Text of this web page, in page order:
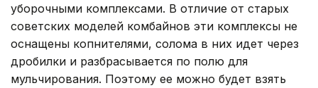
уборочными комплексами. В отличие от старых
советских моделей комбайнов эти комплексы не
оснащены копни­телями, солома в них идет через
дробилки и разбрасывается по полю для
мульчирования. Поэтому ее можно будет взять